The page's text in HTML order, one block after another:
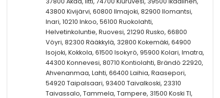
43800 Kivijärvi, 60800 Ilmajoki, 82900 Ilomantsi,
Inari, 10210 Inkoo, 56100 Ruokolahti,
Helvetinkoluntie, Ruovesi, 21290 Rusko, 66800
Vöyri, 82300 Rääkkylä, 32800 Kokemäki, 64900
Isojoki, Kokkola, 61500 Isokyrö, 95900 Kolari, Imatra,
44300 Konnevesi, 80710 Kontiolahti, Brändö 22920,
Ahvenanmaa, Lahti, 66400 Laihia, Raasepori,
54920 Taipalsaari, 93400 Taivalkoski, 23310
Taivassalo, Tammela, Tampere, 31500 Koski Tl,